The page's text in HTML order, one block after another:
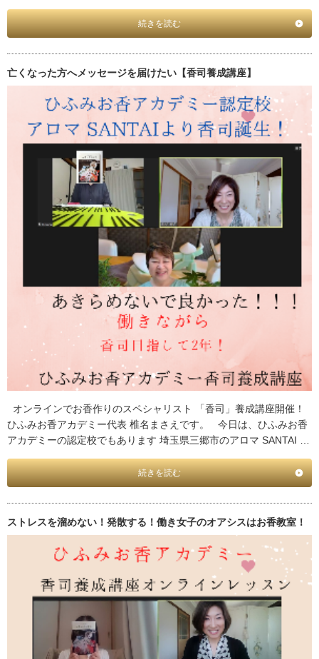
続きを読む
亡くなった方へメッセージを届けたい【香司養成講座】
オンラインでお香作りのスペシャリスト 「香司」養成講座開催！
ひふみお香アカデミー代表 椎名まさえです。 今日は、ひふみお香
アカデミーの認定校でもあります 埼玉県三郷市のアロマ SANTAI …
続きを読む
ストレスを溜めない！発散する！働き女子のオアシスはお香教室！